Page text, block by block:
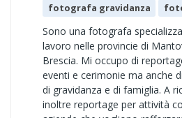
fotografa gravidanza
Sono una fotografa
lavoro nelle provincie di
Brescia. Mi occupo di
eventi e cerimonie ma anche
di gravidanza e di famiglia. A
inoltre reportage per attività